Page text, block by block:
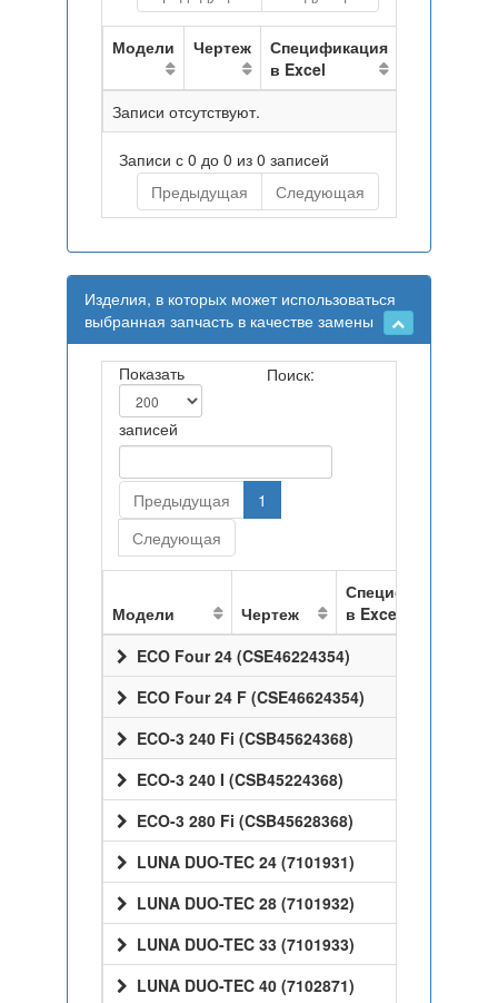
Модели Чертеж
Спецификация
в Excel
Записи отсутствуют.
Записи с 0 до 0 из 0 записей
Предыдущая
Следующая
Изделия, в которых может использоваться
выбранная запчасть в качестве замены
Показать
записей
Поиск:
Предыдущая
1
Следующая
Модели Чертеж
Спецификация
в Excel
ECO Four 24 (CSE46224354)
ECO Four 24 F (CSE46624354)
ECO-3 240 Fi (CSB45624368)
ECO-3 240 I (CSB45224368)
ECO-3 280 Fi (CSB45628368)
LUNA DUO-TEC 24 (7101931)
LUNA DUO-TEC 28 (7101932)
LUNA DUO-TEC 33 (7101933)
LUNA DUO-TEC 40 (7102871)